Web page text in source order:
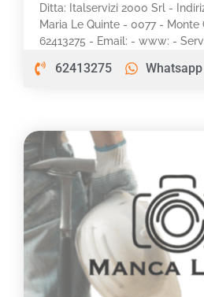
Ditta: Italservizi 2000 Srl -
Maria Le Quinte - 0077 - Monte
62413275 - Email: - www: -
62413275 Whatsapp